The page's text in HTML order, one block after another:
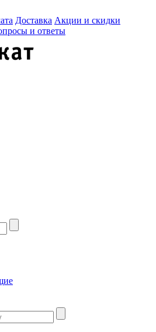
Доставка Акции и скидки
и ответы